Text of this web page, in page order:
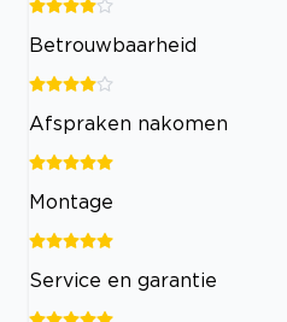
Betrouwbaarheid
Afspraken nakomen
Montage
Service en garantie